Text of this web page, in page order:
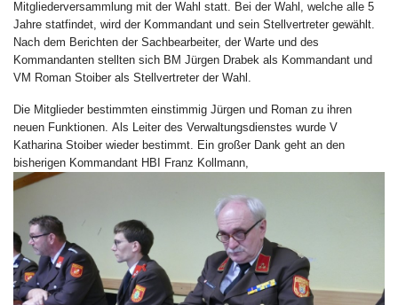
Mitgliederversammlung mit der Wahl statt. Bei der Wahl, welche alle 5
Jahre statfindet, wird der Kommandant und sein Stellvertreter gewählt.
Nach dem Berichten der Sachbearbeiter, der Warte und des
Kommandanten stellten sich BM Jürgen Drabek als Kommandant und
VM Roman Stoiber als Stellvertreter der Wahl.
Die Mitglieder bestimmten einstimmig Jürgen und Roman zu ihren
neuen Funktionen. Als Leiter des Verwaltungsdienstes wurde V
Katharina Stoiber wieder bestimmt. Ein großer Dank geht an den
bisherigen Kommandant HBI Franz Kollmann,